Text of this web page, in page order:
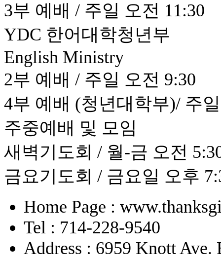
3부 예배 / 주일 오전 11:30
YDC 한어대학청년부
English Ministry
2부 예배 / 주일 오전 9:30
4부 예배 (청년대학부)/ 주
주중예배 및 모임
새벽기도회 / 월-금 오전
금요기도회 / 금요일 오후
Home Page :
Tel : 714-228-9540
Address : 6959 Knott Ave.